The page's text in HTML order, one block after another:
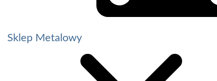
Sklep Metalowy